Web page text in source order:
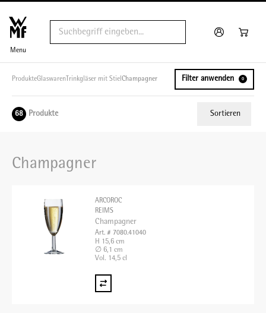
Menu
ProdukteGlaswaren Trinkgläser mit Stiel Champagner Filter anwenden 0
68 Produkte Sortieren
Champagner
ARCOROC
REIMS
Champagner
Art. # 7080.41040
H 15,6 cm
∅ 6,1 cm
Vol. 14,5 cl